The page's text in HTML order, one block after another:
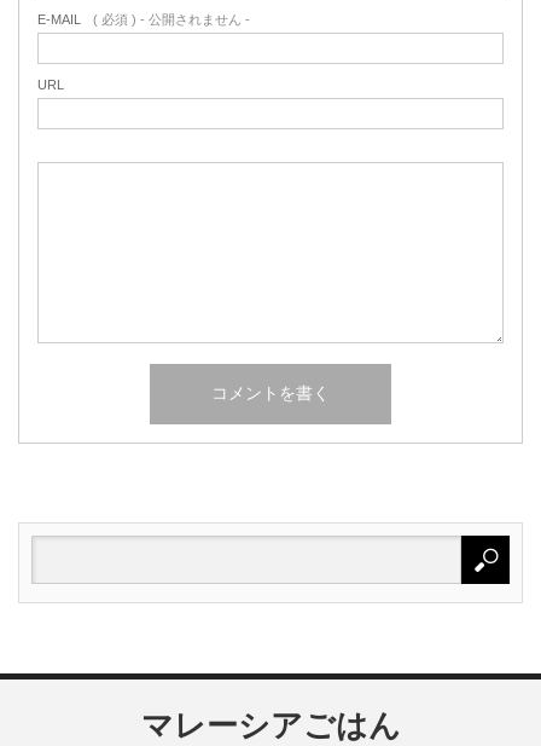
E-MAIL ( 必須 ) - 公開されません -
URL
マレーシアごはん